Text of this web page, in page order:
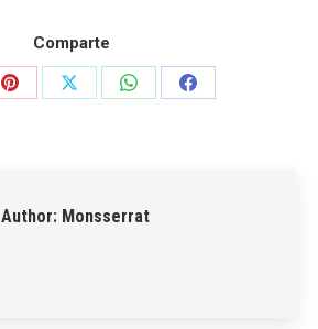
Comparte
Share
Share
Share
Share
Author: Monsserrat